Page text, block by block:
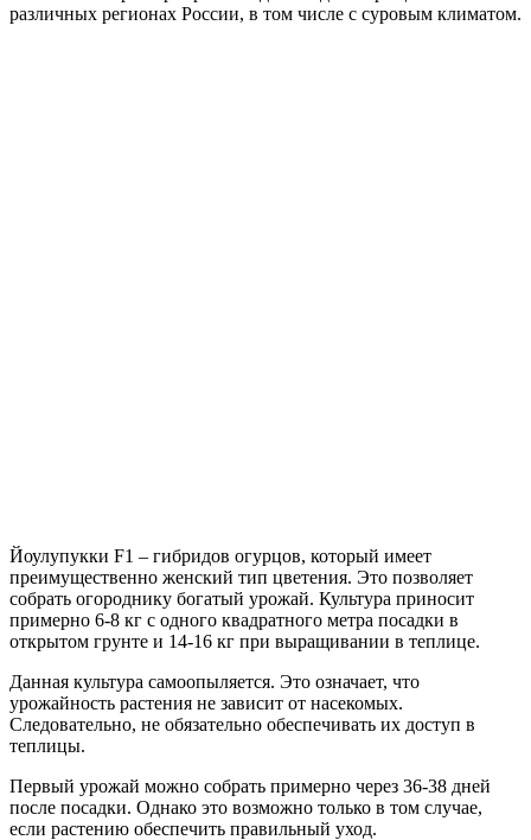
различных регионах России, в том числе с суровым климатом.
Йоулупукки F1 – гибридов огурцов, который имеет
преимущественно женский тип цветения. Это позволяет
собрать огороднику богатый урожай. Культура приносит
примерно 6-8 кг с одного квадратного метра посадки в
открытом грунте и 14-16 кг при выращивании в теплице.
Данная культура самоопыляется. Это означает, что
урожайность растения не зависит от насекомых.
Следовательно, не обязательно обеспечивать их доступ в
теплицы.
Первый урожай можно собрать примерно через 36-38 дней
после посадки. Однако это возможно только в том случае,
если растению обеспечить правильный уход.